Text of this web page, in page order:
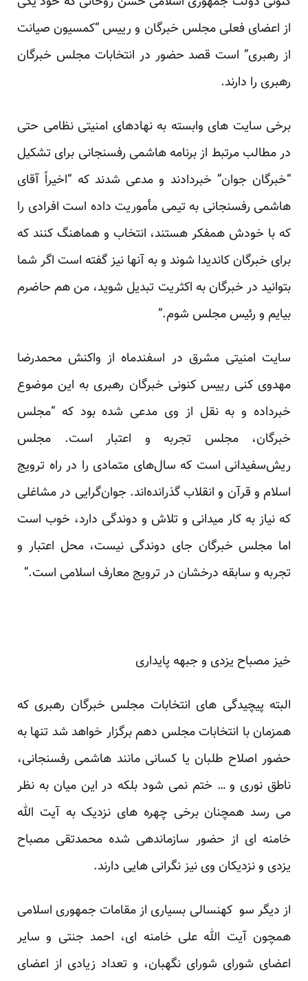
از اعضای فعلی مجلس خبرگان و رییس “کمسیون صیانت
از رهبری” است قصد حضور در انتخابات مجلس خبرگان
رهبری را دارند.
برخی سایت های وابسته به نهادهای امنیتی نظامی حتی
در مطالب مرتبط از برنامه هاشمی رفسنجانی برای تشکیل
“خبرگان جوان” خبردادند و مدعی شدند که “اخیراً آقای
‌هاشمی رفسنجانی به تیمی مأموریت داده است افرادی را
که با خودش همفکر هستند، انتخاب و هماهنگ کنند که
برای خبرگان کاندیدا شوند و به آنها نیز گفته است اگر شما
بتوانید در خبرگان به اکثریت تبدیل شوید، من هم حاضرم
بیایم و رئیس مجلس شوم.”
سایت امنیتی مشرق در اسفندماه از واکنش محمدرضا
مهدوی کنی رییس کنونی خبرگان رهبری به این موضوع
خبرداده و به نقل از وی مدعی شده بود که “مجلس
خبرگان، مجلس تجربه و اعتبار است. مجلس
ریش‌سفیدانی است که سال‌های متمادی را در راه ترویج
اسلام و قرآن و انقلاب گذرانده‌اند. جوان‌گرایی در مشاغلی
که نیاز به کار میدانی و تلاش و دوندگی دارد، خوب است
اما مجلس خبرگان جای دوندگی نیست، محل اعتبار و
تجربه و سابقه درخشان در ترویج معارف اسلامی است.”
خیز مصباح یزدی و جبهه پایداری
البته پیچیدگی های انتخابات مجلس خبرگان رهبری که
همزمان با انتخابات مجلس دهم برگزار خواهد شد تنها به
حضور اصلاح طلبان یا کسانی مانند هاشمی رفسنجانی،
ناطق نوری و … ختم نمی شود بلکه در این میان به نظر
می رسد همچنان برخی چهره های نزدیک به آیت الله
خامنه ای از حضور سازماندهی شده محمدتقی مصباح
یزدی و نزدیکان وی نیز نگرانی هایی دارند.
از دیگر سو کهنسالی بسیاری از مقامات جمهوری اسلامی
همچون آیت الله علی خامنه ای، احمد جنتی و سایر
اعضای شورای شورای نگهبان، و تعداد زیادی از اعضای